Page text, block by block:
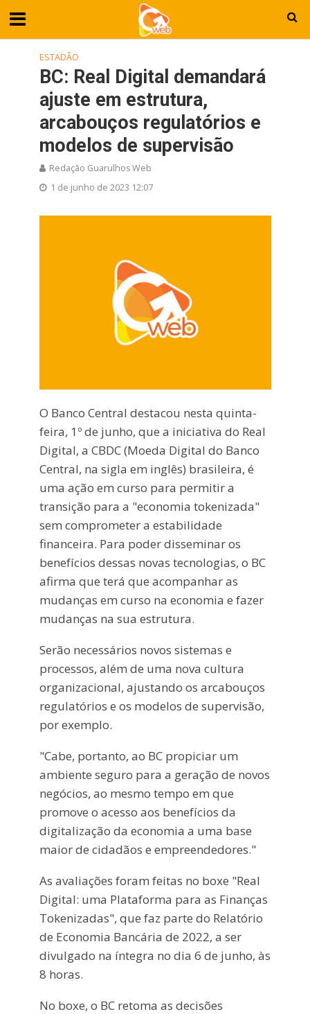
ESTADÃO
BC: Real Digital demandará
ajuste em estrutura,
arcabouços regulatórios e
modelos de supervisão
Redação Guarulhos Web
1 de junho de 2023 12:07
O Banco Central destacou nesta quinta-
feira, 1º de junho, que a iniciativa do Real
Digital, a CBDC (Moeda Digital do Banco
Central, na sigla em inglês) brasileira, é
uma ação em curso para permitir a
transição para a "economia tokenizada"
sem comprometer a estabilidade
financeira. Para poder disseminar os
benefícios dessas novas tecnologias, o BC
afirma que terá que acompanhar as
mudanças em curso na economia e fazer
mudanças na sua estrutura.
Serão necessários novos sistemas e
processos, além de uma nova cultura
organizacional, ajustando os arcabouços
regulatórios e os modelos de supervisão,
por exemplo.
"Cabe, portanto, ao BC propiciar um
ambiente seguro para a geração de novos
negócios, ao mesmo tempo em que
promove o acesso aos benefícios da
digitalização da economia a uma base
maior de cidadãos e empreendedores."
As avaliações foram feitas no boxe "Real
Digital: uma Plataforma para as Finanças
Tokenizadas", que faz parte do Relatório
de Economia Bancária de 2022, a ser
divulgado na íntegra no dia 6 de junho, às
8 horas.
No boxe, o BC retoma as decisões